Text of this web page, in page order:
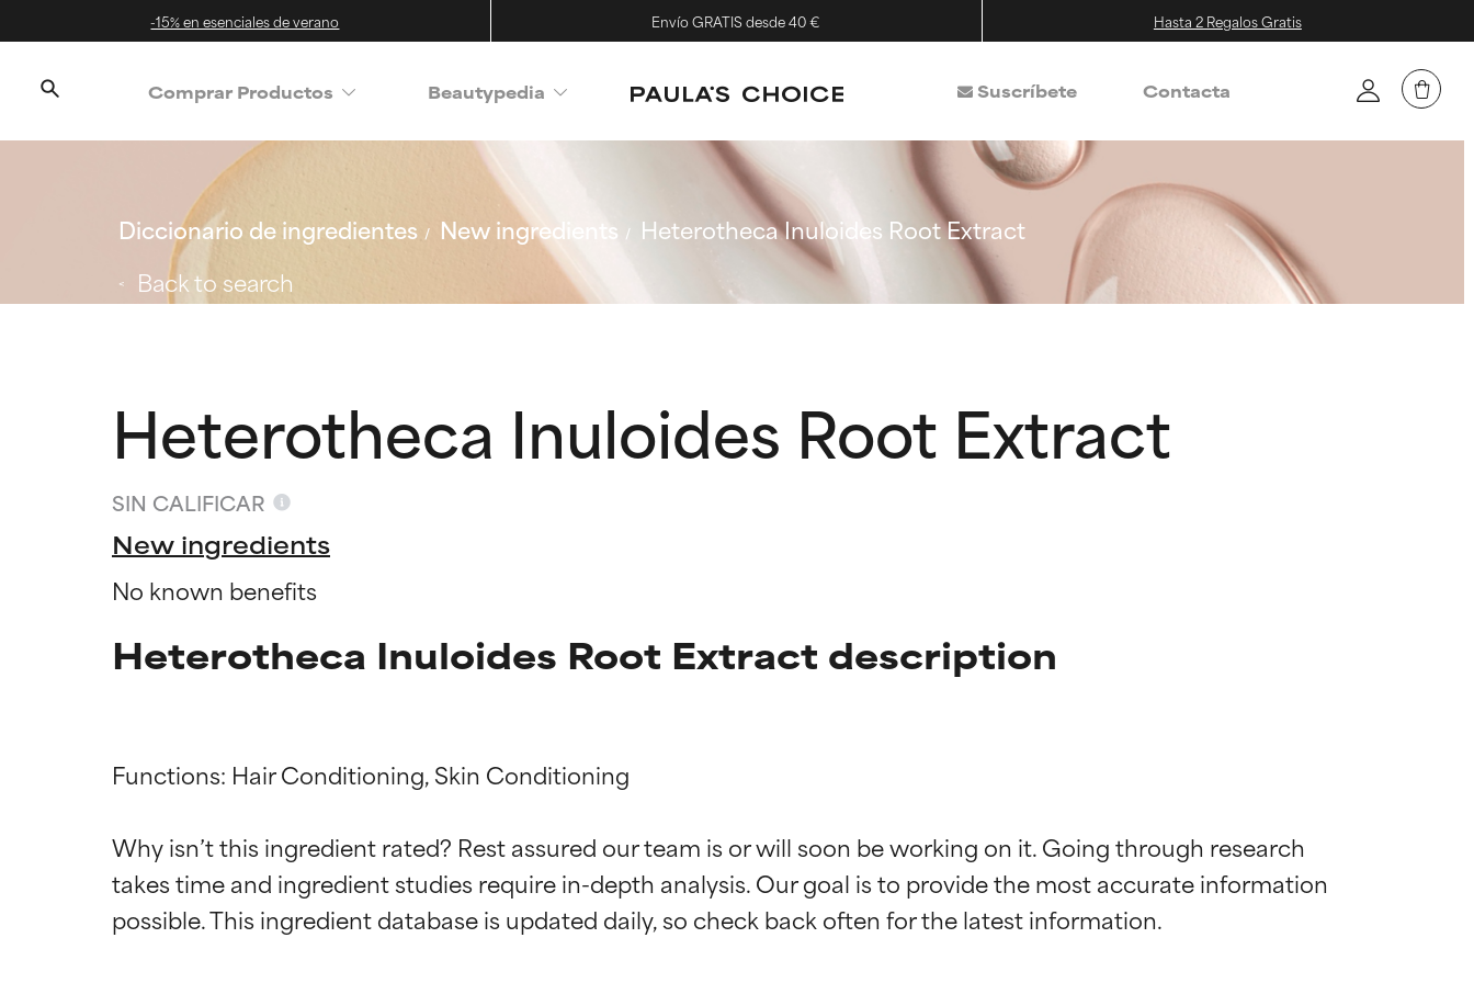
-15% en esenciales de verano Envío GRATIS desde 40 € Hasta 2 Regalos Gratis
Comprar Productos Beautypedia Suscríbete Contacta
Diccionario de ingredientes New ingredients
Heterotheca Inuloides Root Extract
Back to search
Heterotheca Inuloides Root Extract
SIN CALIFICAR
New ingredients
No known benefits
Heterotheca Inuloides Root Extract description
Functions: Hair Conditioning, Skin Conditioning
Why isn’t this ingredient rated? Rest assured our team is or will soon be working on it. Going through research
takes time and ingredient studies require in-depth analysis. Our goal is to provide the most accurate information
Calificaciones de ingredientes
EXCELENTE
Calificaciones de ingredientes
EXCELENTE